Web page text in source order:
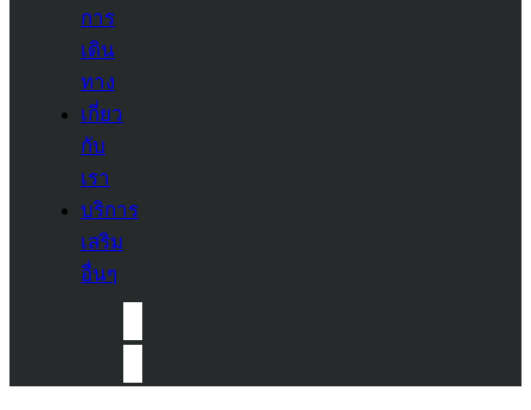
การ
เดิน
ทาง
เกี่ยว
กับ
เรา
บริการ
เสริม
อื่นๆ